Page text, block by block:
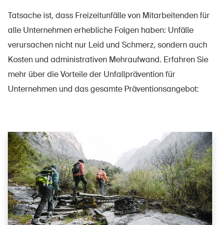
Tatsache ist, dass Freizeitunfälle von Mitarbeitenden für
alle Unternehmen erhebliche Folgen haben: Unfälle
verursachen nicht nur Leid und Schmerz, sondern auch
Kosten und administrativen Mehraufwand. Erfahren Sie
mehr über die Vorteile der Unfallprävention für
Unternehmen und das gesamte Präventionsangebot: